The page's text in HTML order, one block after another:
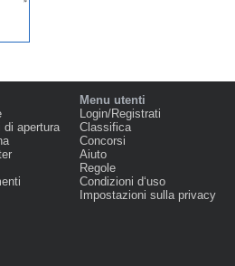
di apertura
Menu utenti
Login/Registrati
Classifica
Concorsi
Aiuto
Regole
Condizioni d‘uso
Impostazioni sulla privacy